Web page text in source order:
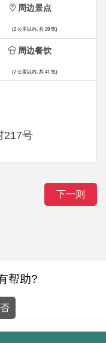
217号
周边景点
(2 公里以内, 共 29 笔)
周边餐饮
(2 公里以内, 共 41 笔)
下一则
帮助?
否